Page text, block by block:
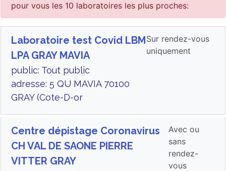
pour vous les 10 laboratoires les plus proches:
Laboratoire test Covid LBM
LPA GRAY MAVIA
public: Tout public
adresse: 5 QU MAVIA 70100
GRAY (Cote-D-or
Sur rendez-vous
uniquement
Centre dépistage Coronavirus
CH VAL DE SAONE PIERRE
VITTER GRAY
Avec ou
sans
rendez-
vous